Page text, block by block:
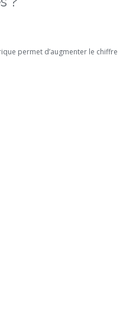
permet d’augmenter le chiffre